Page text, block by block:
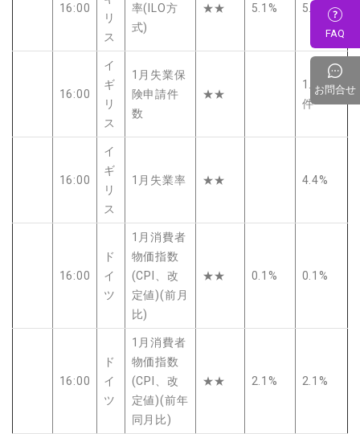
16:00
リ
ス
率(ILO方
式)
★★ 5.1% 5.1%
16:00
イ
ギ
リ
ス
1月失業保
険申請件
数
★★
1.79万
件
16:00
イ
ギ
リ
ス
1月失業率 ★★ 4.4%
16:00
ド
イ
ツ
1月消費者
物価指数
(CPI、改
定値)(前月
比)
★★ 0.1% 0.1%
16:00
ド
イ
ツ
1月消費者
物価指数
(CPI、改
定値)(前年
同月比)
★★ 2.1% 2.1%
FAQ
お問合せ